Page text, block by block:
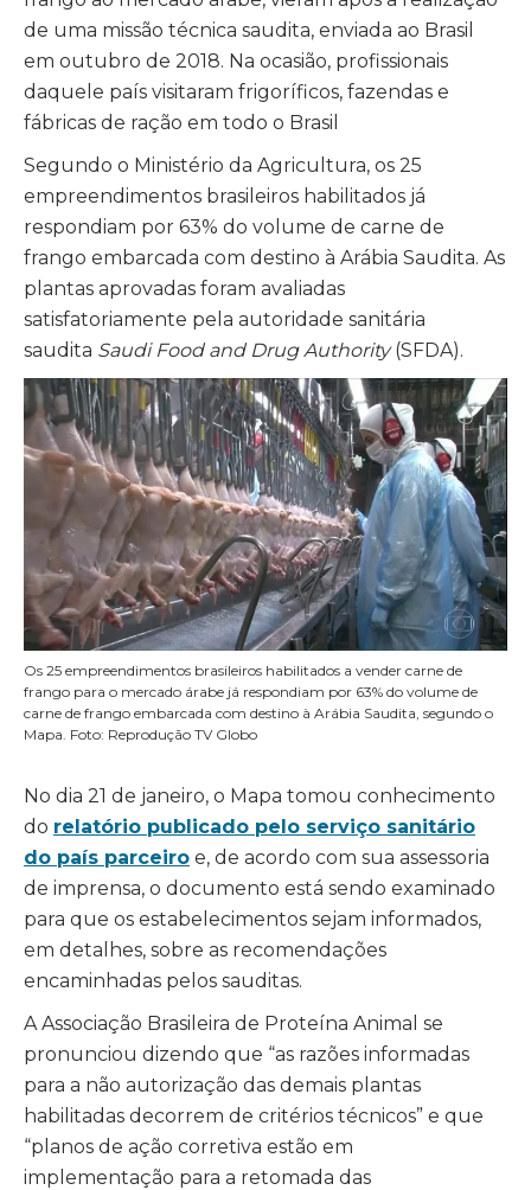
de uma missão técnica saudita, enviada ao Brasil
em outubro de 2018. Na ocasião, profissionais
daquele país visitaram frigoríficos, fazendas e
fábricas de ração em todo o Brasil
Segundo o Ministério da Agricultura, os 25
empreendimentos brasileiros habilitados já
respondiam por 63% do volume de carne de
frango embarcada com destino à Arábia Saudita. As
plantas aprovadas foram avaliadas
satisfatoriamente pela autoridade sanitária
saudita Saudi Food and Drug Authority(SFDA).
Os 25 empreendimentos brasileiros habilitados a vender carne de
frango para o mercado árabe já respondiam por 63% do volume de
carne de frango embarcada com destino à Arábia Saudita, segundo o
Mapa. Foto: Reprodução TV Globo
No dia 21 de janeiro, o Mapa tomou conhecimento
do relatório publicado pelo serviço sanitário
do país parceiro e, de acordo com sua assessoria
de imprensa, o documento está sendo examinado
para que os estabelecimentos sejam informados,
em detalhes, sobre as recomendações
encaminhadas pelos sauditas.
A Associação Brasileira de Proteína Animal se
pronunciou dizendo que “as razões informadas
para a não autorização das demais plantas
habilitadas decorrem de critérios técnicos” e que
“planos de ação corretiva estão em
implementação para a retomada das